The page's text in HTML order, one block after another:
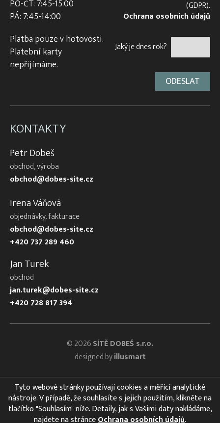
PO-ČT: 7:45-15:00
PÁ: 7:45-14:00
Platba pouze v hotovosti.
Platební karty
nepřijímáme.
(GDPR).
Ochrana osobních údajů
Jaký je dnes rok?
KONTAKTY
Petr Dobeš
obchod, výroba
obchod@dobes-site.cz
Irena Váňová
objednávky, fakturace
obchod@dobes-site.cz
+420 737 289 460
Jan Turek
obchod
jan.turek@dobes-site.cz
+420 728 817 394
© 2026SÍTĚ DOBEŠ s.r.o.
designed byillusmart
Tyto webové stránky používají cookies a měřící analytické
nástroje. V případě, že souhlasíte s jejich použitím, klikněte na
tlačítko "Souhlasím" níže. Detaily, jak s Vašimi daty nakládáme,
najdete na stránceOchrana osobních údajů.